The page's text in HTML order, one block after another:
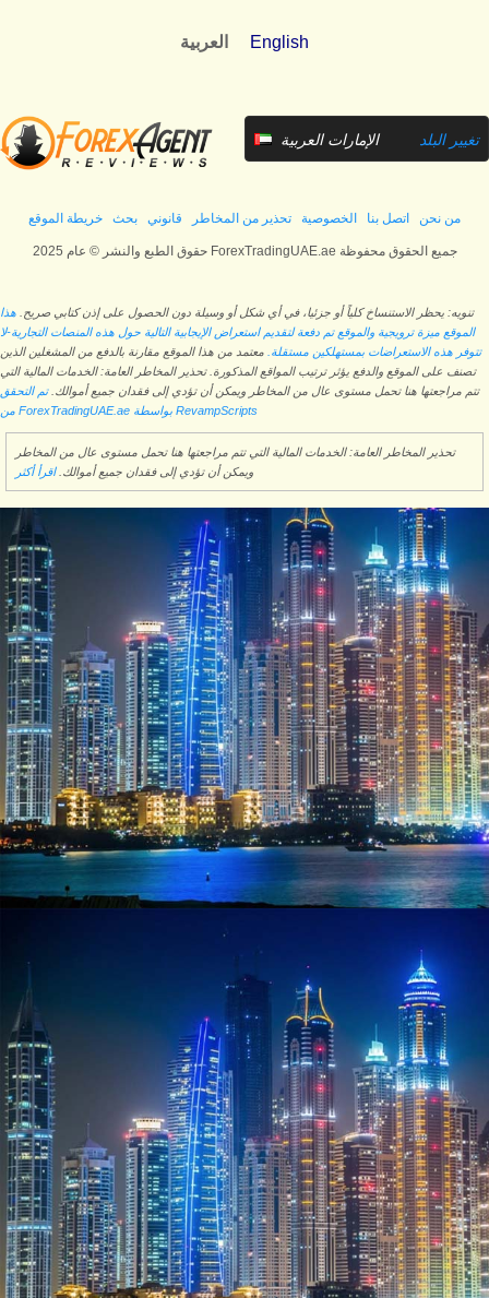
العربية English
الإمارات العربية
المتحدة
تغيير البلد
من نحن اتصل بنا الخصوصية تحذير من المخاطر قانوني بحث خريطة الموقع
حقوق الطبع والنشر © عام 2025 ForexTradingUAE.ae جميع الحقوق محفوظة
تنويه: يحظر الاستنساخ كلياً أو جزئيا، في أي شكل أو وسيلة دون الحصول على إذن كتابي صريح. هذا
الموقع ميزة ترويجية والموقع تم دفعة لتقديم استعراض الإيجابية التالية حول هذه المنصات التجارية-لا
تتوفر هذه الاستعراضات بمستهلكين مستقلة. معتمد من هذا الموقع مقارنة بالدفع من المشغلين الذين
تصنف على الموقع والدفع يؤثر ترتيب المواقع المذكورة. تحذير المخاطر العامة: الخدمات المالية التي
تتم مراجعتها هنا تحمل مستوى عال من المخاطر ويمكن أن تؤدي إلى فقدان جميع أموالك.تم التحقق
من ForexTradingUAE.ae بواسطة RevampScripts
تحذير المخاطر العامة: الخدمات المالية التي تتم مراجعتها هنا تحمل مستوى عال من المخاطر
ويمكن أن تؤدي إلى فقدان جميع أموالك.اقرأ أكثر